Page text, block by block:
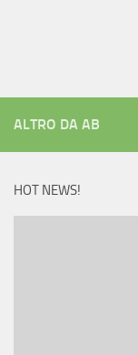
ALTRO DA AB
HOT NEWS!